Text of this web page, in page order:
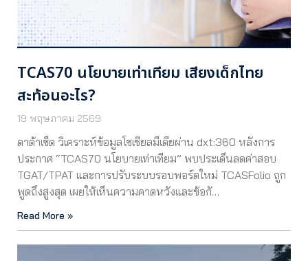
TCAS70 นโยบายเท่าเทียม เสียงเด็กไทย
สะท้อนอะไร?
19 พฤษภาคม 2569
ดาต้าเซ็ต วิเคราะห์ข้อมูลโซเชียลมีเดียผ่าน dxt:360 หลังการ
ประกาศ “TCAS70 นโยบายเท่าเทียม” พบประเด็นลดค่าสอบ
TGAT/TPAT และการปรับระบบรอบพอร์ตใหม่ TCASFolio ถูก
พูดถึงสูงสุด เผยให้เห็นความคาดหวังและข้อกั…
Read More »